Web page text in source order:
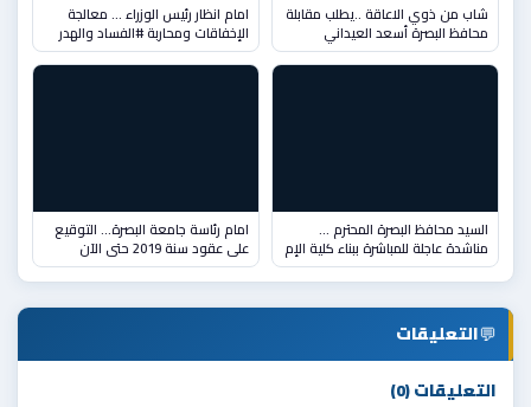
شاب من ذوي الاعاقة ..يطلب مقابلة
محافظ البصرة أسعد العيداني
امام انظار رئيس الوزراء … معالجة
الإخفاقات ومحاربة #الفساد والهدر
السيد محافظ البصرة المحترم …
مناشدة عاجلة للمباشرة ببناء كلية الإم
امام رئاسة جامعة البصرة… التوقيع
على عقود سنة 2019 حتى الآن
💬التعليقات
التعليقات (0)